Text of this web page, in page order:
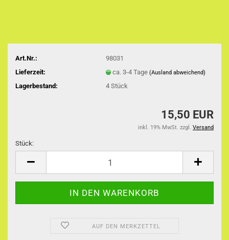
Art.Nr.:
98031
Lieferzeit:
ca. 3-4 Tage (Ausland abweichend)
Lagerbestand: 4 Stück
15,50 EUR
inkl. 19% MwSt. zzgl. Versand
Stück:
AUF DEN MERKZETTEL